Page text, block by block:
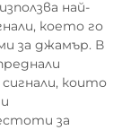
най-
което го
за джамър. В
които
за